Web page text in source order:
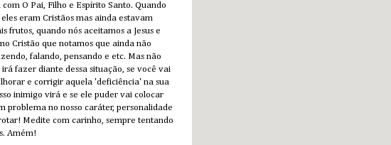
O Pai, Filho e Espírito Santo. Quando
eram Cristãos mas ainda estavam
frutos, quando nós aceitamos a Jesus e
Cristão que notamos que ainda não
falando, pensando e etc. Mas não
fazer diante dessa situação, se você vai
e corrigir aquela 'deficiência' na sua
inimigo virá e se ele puder vai colocar
problema no nosso caráter, personalidade
Medite com carinho, sempre tentando
Amém!